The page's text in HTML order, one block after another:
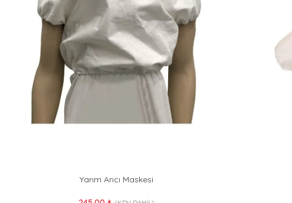
Yarım Arıcı Maskesi